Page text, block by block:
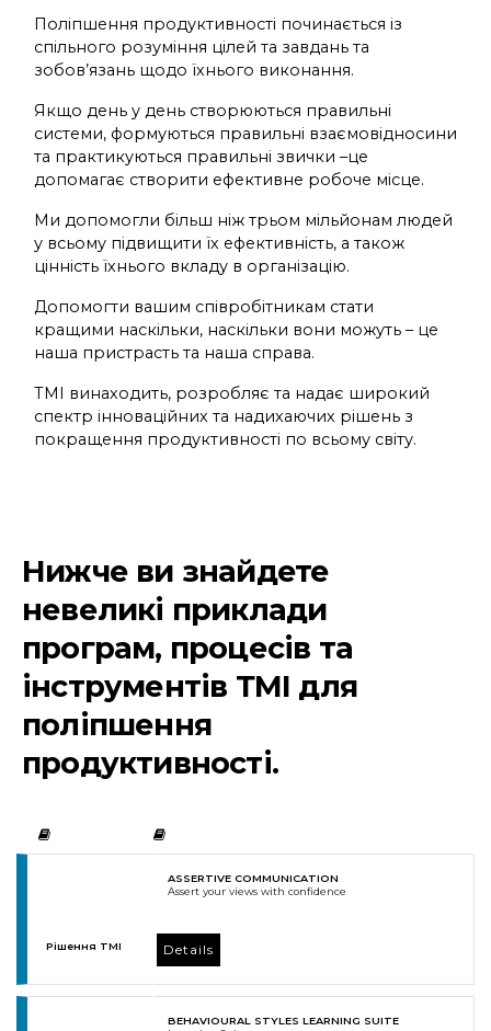
Поліпшення продуктивності починається із
спільного розуміння цілей та завдань та
зобов’язань щодо їхнього виконання.
Якщо день у день створюються правильні
системи, формуються правильні взаємовідносини
та практикуються правильні звички –це
допомагає створити ефективне робоче місце.
Ми допомогли більш ніж трьом мільйонам людей
у всьому підвищити їх ефективність, а також
цінність їхнього вкладу в організацію.
Допомогти вашим співробітникам стати
кращими наскільки, наскільки вони можуть – це
наша пристрасть та наша справа.
TMI винаходить, розробляє та надає широкий
спектр інноваційних та надихаючих рішень з
покращення продуктивності по всьому світу.
Нижче ви знайдете
невеликі приклади
програм, процесів та
інструментів ТМІ для
поліпшення
продуктивності.
Рішення TMI
ASSERTIVE COMMUNICATION
Assert your views with confidence
Details
BEHAVIOURAL STYLES LEARNING SUITE